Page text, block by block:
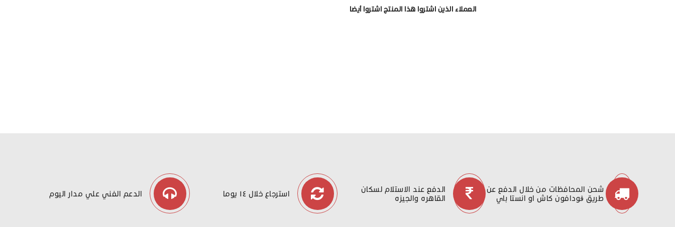
العملاء الذين اشتروا هذا المنتج اشتروا أيضا
شحن المحافظات من خلال الدفع عن
طريق ڤودافون كاش او انستا باي
الدفع عند الاستلام لسكان
القاهره والجيزه
استرجاع خلال ١٤ يوما الدعم الفني علي مدار اليوم